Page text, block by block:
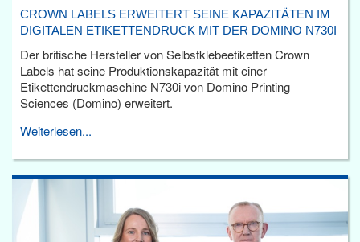
CROWN LABELS ERWEITERT SEINE KAPAZITÄTEN IM
DIGITALEN ETIKETTENDRUCK MIT DER DOMINO N730I
Der britische Hersteller von Selbstklebeetiketten Crown
Labels hat seine Produktionskapazität mit einer
Etikettendruckmaschine N730i von Domino Printing
Sciences (Domino) erweitert.
Weiterlesen...